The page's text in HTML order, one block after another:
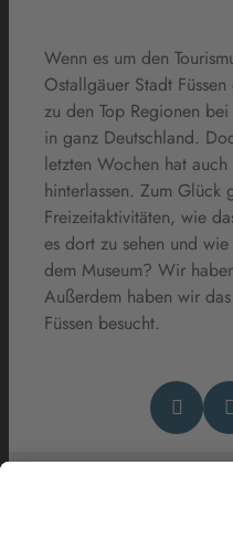
Wenn es um den
Ostallgäuer Stadt
zu den Top Regionen
in ganz Deutschland.
letzten Wochen hat auch
hinterlassen. Zum
Freizeitaktivitäten, wie
es dort zu sehen und
dem Museum? Wir
Außerdem haben wir
Füssen besucht.